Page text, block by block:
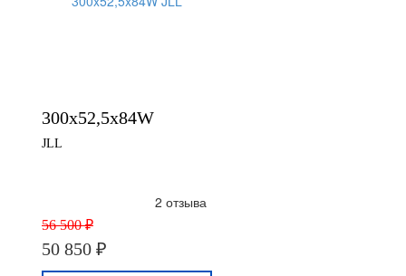
300x52,5x84W
JLL
2 отзыва
56 500 ₽
50 850 ₽